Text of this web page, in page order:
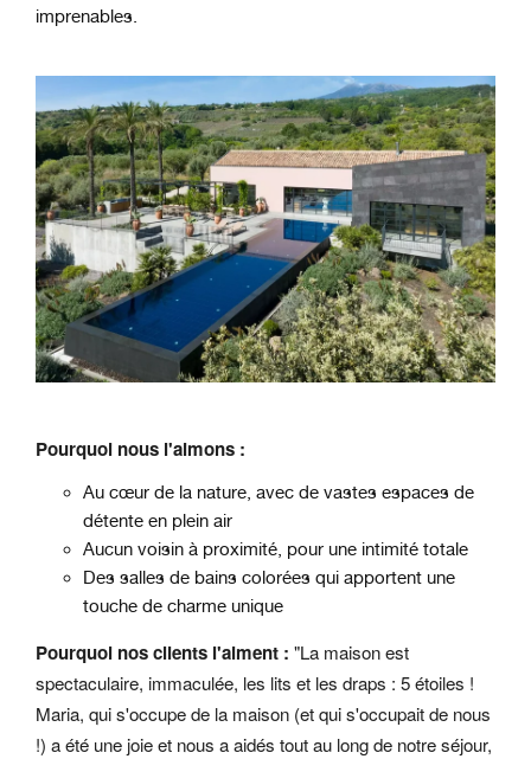
imprenables.
Pourquoi nous l'aimons :
Au cœur de la nature, avec de vastes espaces de
détente en plein air
Aucun voisin à proximité, pour une intimité totale
Des salles de bains colorées qui apportent une
touche de charme unique
Pourquoi nos clients l'aiment : "La maison est
spectaculaire, immaculée, les lits et les draps : 5 étoiles !
Maria, qui s'occupe de la maison (et qui s'occupait de nous
!) a été une joie et nous a aidés tout au long de notre séjour,